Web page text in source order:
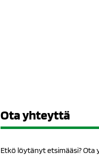
Ota yhteyttä
Etkö löytänyt etsimääsi?